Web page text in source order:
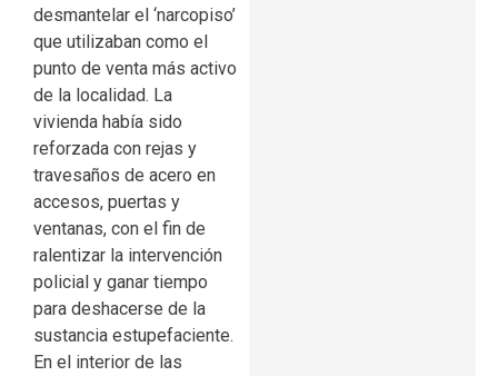
desmantelar el ‘narcopiso’
que utilizaban como el
punto de venta más activo
de la localidad. La
vivienda había sido
reforzada con rejas y
travesaños de acero en
accesos, puertas y
ventanas, con el fin de
ralentizar la intervención
policial y ganar tiempo
para deshacerse de la
sustancia estupefaciente.
En el interior de las